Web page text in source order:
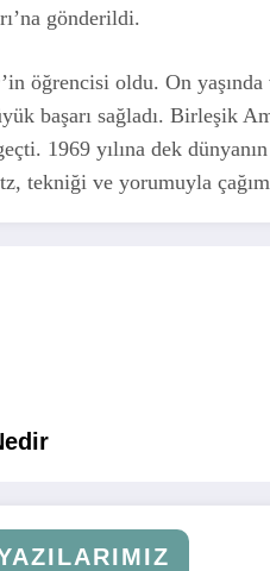
gönderildi.
öğrencisi oldu. On
başarı sağladı. Birleşik
1969 yılına dek
tekniği ve yorumuyla